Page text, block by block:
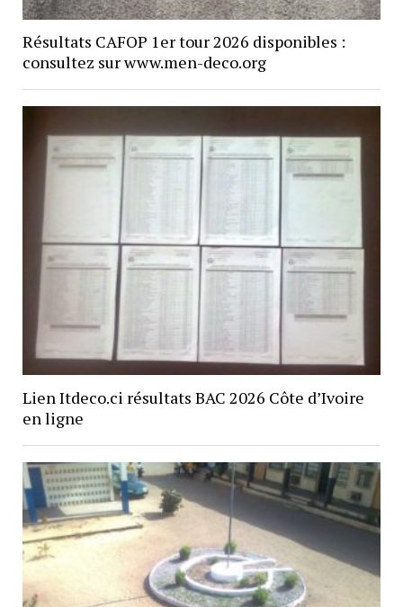
Résultats CAFOP 1er tour 2026 disponibles :
consultez sur www.men-deco.org
Lien Itdeco.ci résultats BAC 2026 Côte d’Ivoire
en ligne